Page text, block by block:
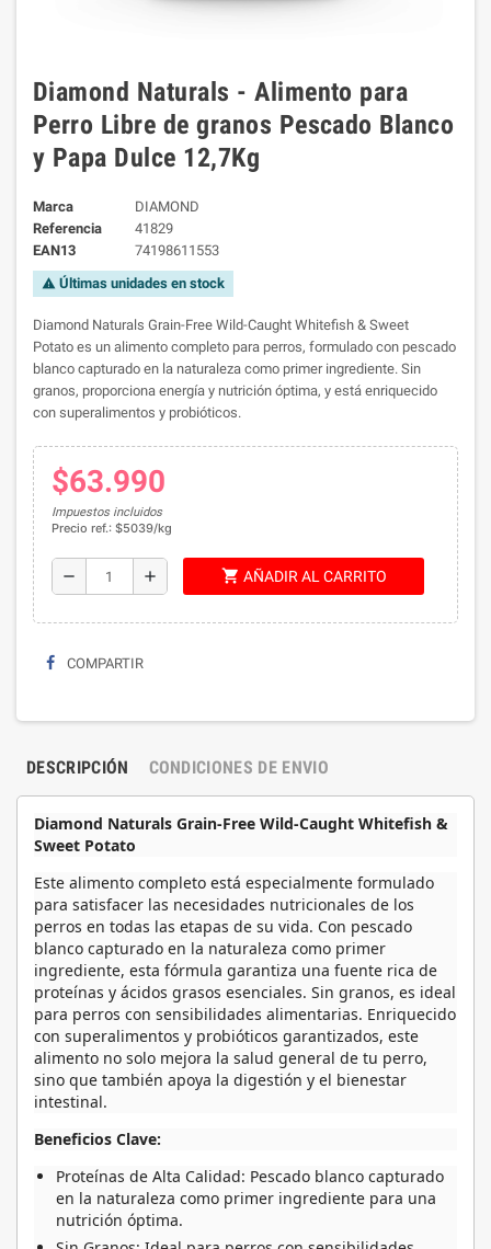
Diamond Naturals - Alimento para
Perro Libre de granos Pescado Blanco
y Papa Dulce 12,7Kg
Marca
DIAMOND
Referencia
41829
EAN13
74198611553
warning Últimas unidades en stock
Diamond Naturals Grain-Free Wild-Caught Whitefish & Sweet
Potato es un alimento completo para perros, formulado con pescado
blanco capturado en la naturaleza como primer ingrediente. Sin
granos, proporciona energía y nutrición óptima, y está enriquecido
con superalimentos y probióticos.
$63.990
Impuestos incluidos
Precio ref.: $5039/kg
remove add shopping_cart AÑADIR AL CARRITO
COMPARTIR
DESCRIPCIÓN CONDICIONES DE ENVIO
Diamond Naturals Grain-Free Wild-Caught Whitefish &
Sweet Potato
Este alimento completo está especialmente formulado
para satisfacer las necesidades nutricionales de los
perros en todas las etapas de su vida. Con pescado
blanco capturado en la naturaleza como primer
ingrediente, esta fórmula garantiza una fuente rica de
proteínas y ácidos grasos esenciales. Sin granos, es ideal
para perros con sensibilidades alimentarias. Enriquecido
con superalimentos y probióticos garantizados, este
alimento no solo mejora la salud general de tu perro,
sino que también apoya la digestión y el bienestar
intestinal.
Beneficios Clave:
Proteínas de Alta Calidad: Pescado blanco capturado
en la naturaleza como primer ingrediente para una
nutrición óptima.